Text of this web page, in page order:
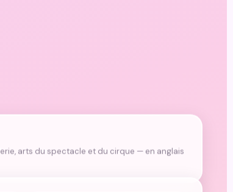
arts du spectacle et du cirque — en anglais